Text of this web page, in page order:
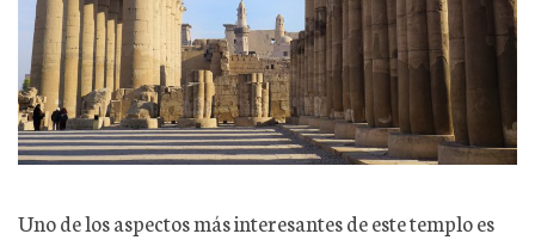
Uno de los aspectos más interesantes de este templo es